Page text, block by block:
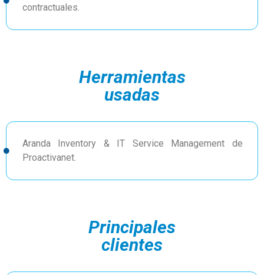
contractuales.
Herramientas
usadas
Aranda Inventory & IT Service Management de
Proactivanet.
Principales
clientes